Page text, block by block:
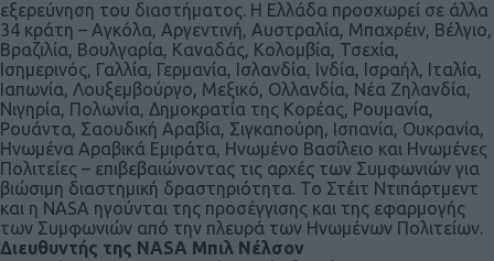
εξερεύνηση του διαστήματος. Η Ελλάδα προσχωρεί σε άλλα
34 κράτη – Αγκόλα, Αργεντινή, Αυστραλία, Μπαχρέιν, Βέλγιο,
Βραζιλία, Βουλγαρία, Καναδάς, Κολομβία, Τσεχία,
Ισημερινός, Γαλλία, Γερμανία, Ισλανδία, Ινδία, Ισραήλ, Ιταλία,
Ιαπωνία, Λουξεμβούργο, Μεξικό, Ολλανδία, Νέα Ζηλανδία,
Νιγηρία, Πολωνία, Δημοκρατία της Κορέας, Ρουμανία,
Ρουάντα, Σαουδική Αραβία, Σιγκαπούρη, Ισπανία, Ουκρανία,
Ηνωμένα Αραβικά Εμιράτα, Ηνωμένο Βασίλειο και Ηνωμένες
Πολιτείες – επιβεβαιώνοντας τις αρχές των Συμφωνιών για
βιώσιμη διαστημική δραστηριότητα. Το Στέιτ Ντιπάρτμεντ
και η NASA ηγούνται της προσέγγισης και της εφαρμογής
των Συμφωνιών από την πλευρά των Ηνωμένων Πολιτείων.
Διευθυντής της NASA Μπιλ Νέλσον